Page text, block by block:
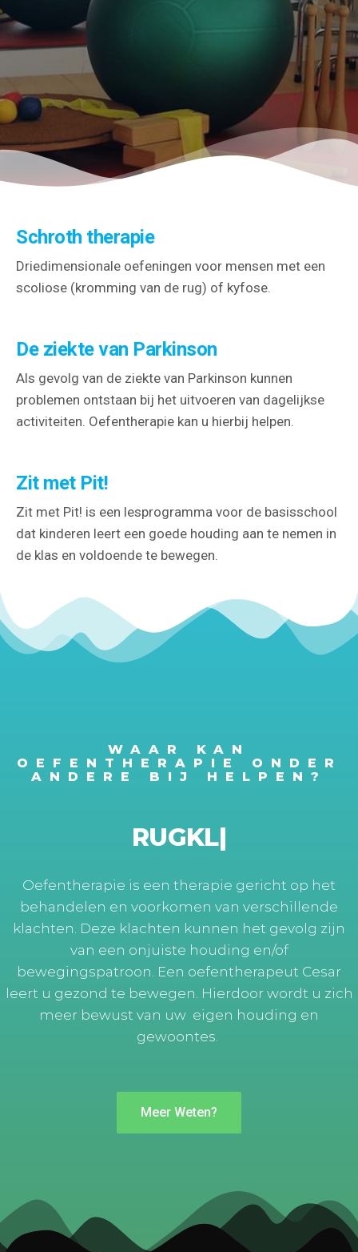
Schroth therapie
Driedimensionale oefeningen voor mensen met een
scoliose (kromming van de rug) of kyfose.
De ziekte van Parkinson
Als gevolg van de ziekte van Parkinson kunnen
problemen ontstaan bij het uitvoeren van dagelijkse
activiteiten. Oefentherapie kan u hierbij helpen.
Zit met Pit!
Zit met Pit! is een lesprogramma voor de basisschool
dat kinderen leert een goede houding aan te nemen in
de klas en voldoende te bewegen.
WAAR KAN
OEFENTHERAPIE ONDER
ANDERE BIJ HELPEN?
NEK|
Oefentherapie is een therapie gericht op het
behandelen en voorkomen van verschillende
klachten. Deze klachten kunnen het gevolg zijn
van een onjuiste houding en/of
bewegingspatroon. Een oefentherapeut Cesar
leert u gezond te bewegen. Hierdoor wordt u zich
meer bewust van uw eigen houding en
gewoontes.
Meer Weten?